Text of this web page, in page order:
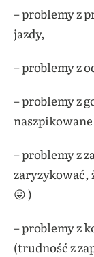
– problemy z
jazdy,
– problemy z
– problemy z
– problemy z
zaryzykować,
😛 )
– problemy z
(trudność z